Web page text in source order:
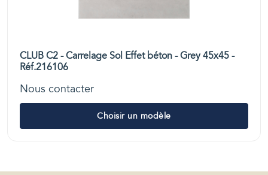
CLUB C2 - Carrelage Sol Effet béton - Grey 45x45 -
Réf.216106
Nous contacter
Choisir un modèle